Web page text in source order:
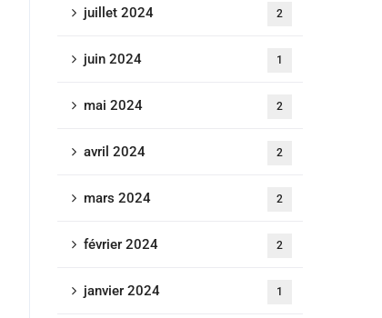
juillet 2024 2
juin 2024 1
mai 2024 2
avril 2024 2
mars 2024 2
février 2024 2
janvier 2024 1